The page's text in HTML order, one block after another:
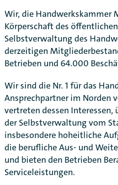
Wir, die Handwerkskammer
Körperschaft des
Selbstverwaltung des
derzeitigen
Betrieben und 64.000
Wir sind die Nr. 1 für das
Ansprechpartner im Norden
vertreten dessen Interessen,
der Selbstverwaltung vom
insbesondere hoheitliche
die berufliche Aus- und
und bieten den Betrieben
Serviceleistungen.
Karte